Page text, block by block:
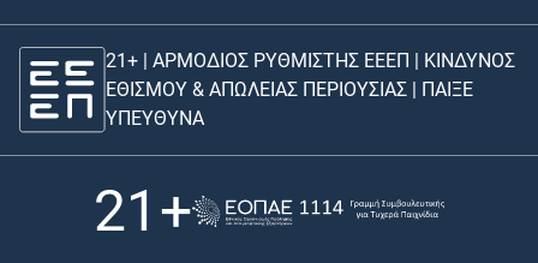
21+ | ΑΡΜΟΔΙΟΣ ΡΥΘΜΙΣΤΗΣ ΕΕΕΠ | ΚΙΝΔΥΝΟΣ
ΕΘΙΣΜΟΥ & ΑΠΩΛΕΙΑΣ ΠΕΡΙΟΥΣΙΑΣ | ΠΑΙΞΕ
ΥΠΕΥΘΥΝΑ
21+